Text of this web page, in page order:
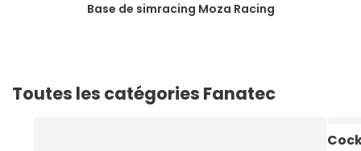
Base de simracing Moza Racing
Toutes les catégories Fanatec